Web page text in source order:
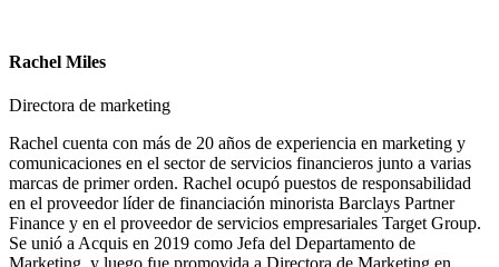
Rachel Miles
Directora de marketing
Rachel cuenta con más de 20 años de experiencia en marketing y
comunicaciones en el sector de servicios financieros junto a varias
marcas de primer orden. Rachel ocupó puestos de responsabilidad
en el proveedor líder de financiación minorista Barclays Partner
Finance y en el proveedor de servicios empresariales Target Group.
Se unió a Acquis en 2019 como Jefa del Departamento de